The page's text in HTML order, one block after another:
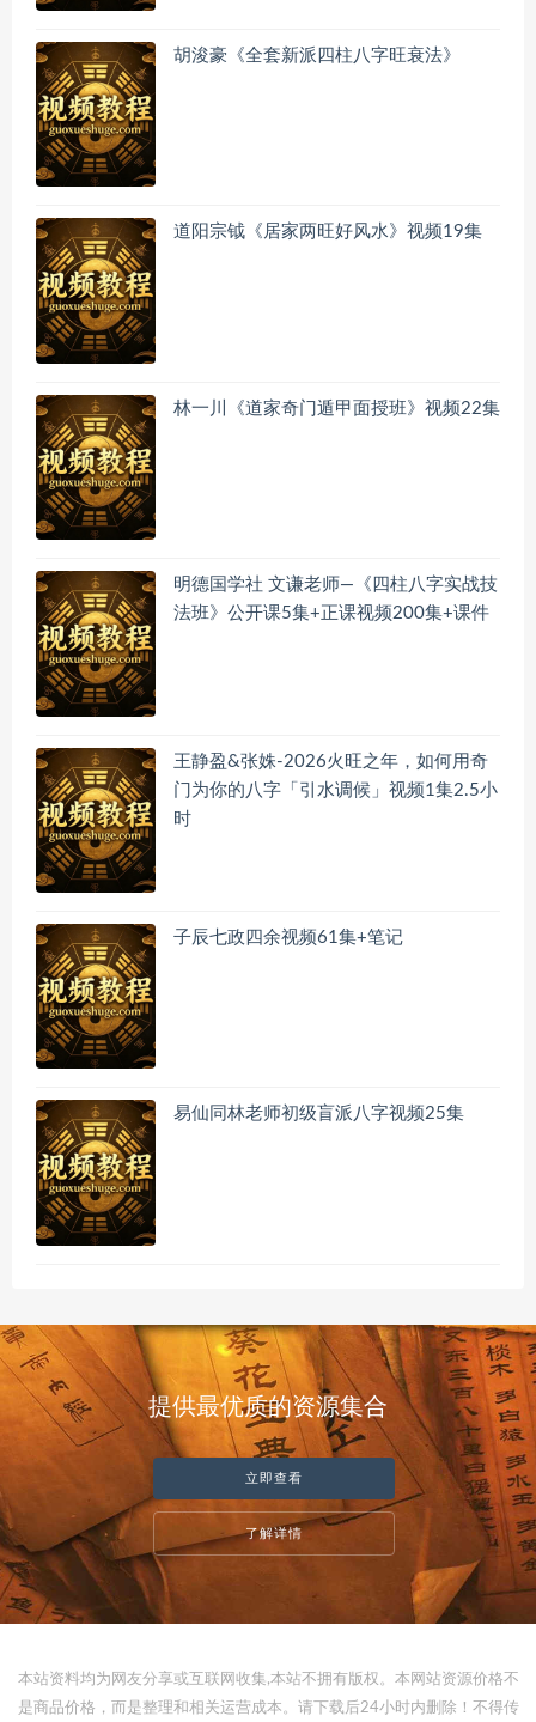
胡浚豪《全套新派四柱八字旺衰法》
道阳宗钺《居家两旺好风水》视频19集
林一川《道家奇门遁甲面授班》视频22集
明德国学社 文谦老师—《四柱八字实战技
法班》公开课5集+正课视频200集+课件
王静盈&张姝-2026火旺之年，如何用奇
门为你的八字「引水调候」视频1集2.5小
时
子辰七政四余视频61集+笔记
易仙同林老师初级盲派八字视频25集
提供最优质的资源集合
立即查看
了解详情
本站资料均为网友分享或互联网收集,本站不拥有版权。本网站资源价格不
是商品价格，而是整理和相关运营成本。请下载后24小时内删除！不得传